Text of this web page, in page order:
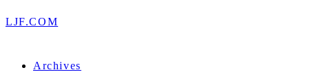
LJF.COM
Archives